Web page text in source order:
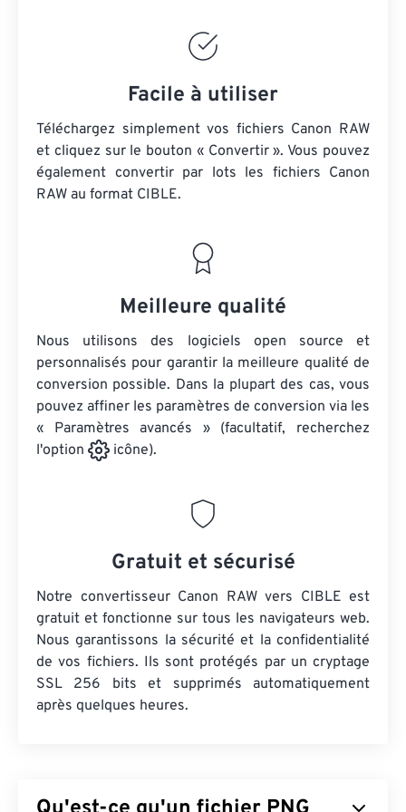
Facile à utiliser
Téléchargez simplement vos fichiers Canon RAW
et cliquez sur le bouton « Convertir ». Vous pouvez
également convertir par lots les fichiers Canon
RAW au format CIBLE.
Meilleure qualité
Nous utilisons des logiciels open source et
personnalisés pour garantir la meilleure qualité de
conversion possible. Dans la plupart des cas, vous
pouvez affiner les paramètres de conversion via les
« Paramètres avancés » (facultatif, recherchez
l'option
icône).
Gratuit et sécurisé
Notre convertisseur Canon RAW vers CIBLE est
gratuit et fonctionne sur tous les navigateurs web.
Nous garantissons la sécurité et la confidentialité
de vos fichiers. Ils sont protégés par un cryptage
SSL 256 bits et supprimés automatiquement
après quelques heures.